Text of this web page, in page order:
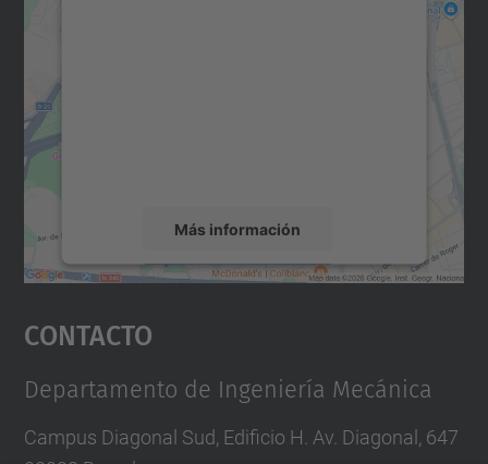
Más información
Aceptar
powered by
Contacto
Departamento de Ingeniería Mecánica
Campus Diagonal Sud, Edificio H. Av. Diagonal, 647